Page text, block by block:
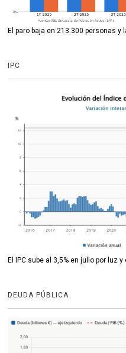
El paro baja en 213.300 personas
IPC
El IPC sube al 3,5% en julio por luz
DEUDA PÚBLICA